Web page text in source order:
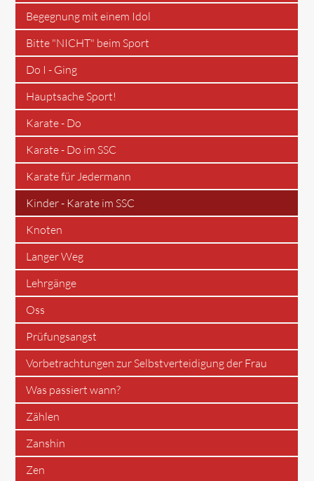
Begegnung mit einem Idol
Bitte "NICHT" beim Sport
Do I - Ging
Hauptsache Sport!
Karate - Do
Karate - Do im SSC
Karate für Jedermann
Kinder - Karate im SSC
Knoten
Langer Weg
Lehrgänge
Oss
Prüfungsangst
Vorbetrachtungen zur Selbstverteidigung der Frau
Was passiert wann?
Zählen
Zanshin
Zen